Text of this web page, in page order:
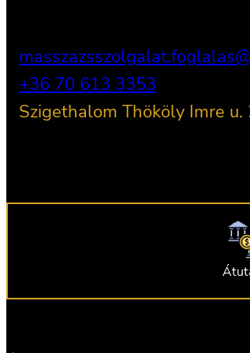
+36 70 613 3353
Szigethalom Thököly Imre u.